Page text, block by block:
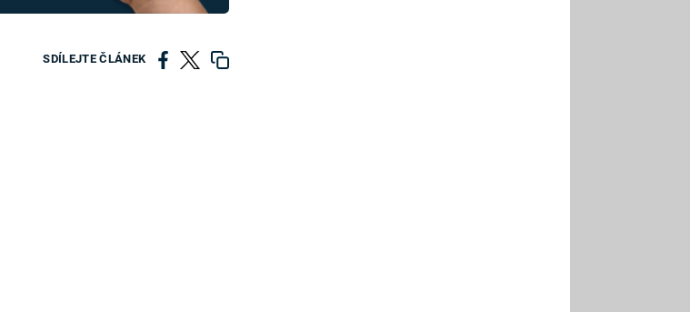
SDÍLEJTE ČLÁNEK